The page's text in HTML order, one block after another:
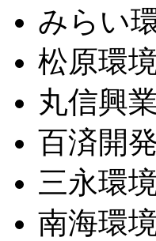
みらい
松原環
丸信興
百済開発
三永環
南海環